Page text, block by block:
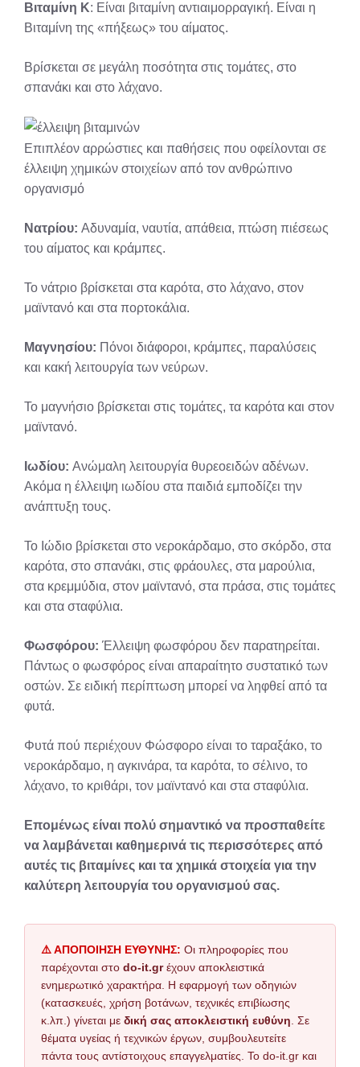
Βιταμίνη Κ: Είναι βιταμίνη αντιαιμορραγική. Είναι η
Βιταμίνη της «πήξεως» του αίματος.
Βρίσκεται σε μεγάλη ποσότητα στις τομάτες, στο
σπανάκι και στο λάχανο.
Επιπλέον αρρώστιες και παθήσεις που οφείλονται σε
έλλειψη χημικών στοιχείων από τον ανθρώπινο
οργανισμό
Νατρίου: Αδυναμία, ναυτία, απάθεια, πτώση πιέσεως
του αίματος και κράμπες.
Το νάτριο βρίσκεται στα καρότα, στο λάχανο, στον
μαϊντανό και στα πορτοκάλια.
Μαγνησίου: Πόνοι διάφοροι, κράμπες, παραλύσεις
και κακή λειτουργία των νεύρων.
Το μαγνήσιο βρίσκεται στις τομάτες, τα καρότα και στον
μαϊντανό.
Ιωδίου: Ανώμαλη λειτουργία θυρεοειδών αδένων.
Ακόμα η έλλειψη ιωδίου στα παιδιά εμποδίζει την
ανάπτυξη τους.
Το Ιώδιο βρίσκεται στο νεροκάρδαμο, στο σκόρδο, στα
καρότα, στο σπανάκι, στις φράουλες, στα μαρούλια,
στα κρεμμύδια, στον μαϊντανό, στα πράσα, στις τομάτες
και στα σταφύλια.
Φωσφόρου: Έλλειψη φωσφόρου δεν παρατηρείται.
Πάντως ο φωσφόρος είναι απαραίτητο συστατικό των
οστών. Σε ειδική περίπτωση μπορεί να ληφθεί από τα
φυτά.
Φυτά πού περιέχουν Φώσφορο είναι το ταραξάκο, το
νεροκάρδαμο, η αγκινάρα, τα καρότα, το σέλινο, το
λάχανο, το κριθάρι, τον μαϊντανό και στα σταφύλια.
Επομένως είναι πολύ σημαντικό να προσπαθείτε
να λαμβάνεται καθημερινά τις περισσότερες από
αυτές τις βιταμίνες και τα χημικά στοιχεία για την
καλύτερη λειτουργία του οργανισμού σας.
⚠️ ΑΠΟΠΟΙΗΣΗ ΕΥΘΥΝΗΣ: Οι πληροφορίες που
παρέχονται στο do-it.grέχουν αποκλειστικά
ενημερωτικό χαρακτήρα. Η εφαρμογή των οδηγιών
(κατασκευές, χρήση βοτάνων, τεχνικές επιβίωσης
κ.λπ.) γίνεται με δική σας αποκλειστική ευθύνη . Σε
θέματα υγείας ή τεχνικών έργων, συμβουλευτείτε
πάντα τους αντίστοιχους επαγγελματίες. Το do-it.gr και